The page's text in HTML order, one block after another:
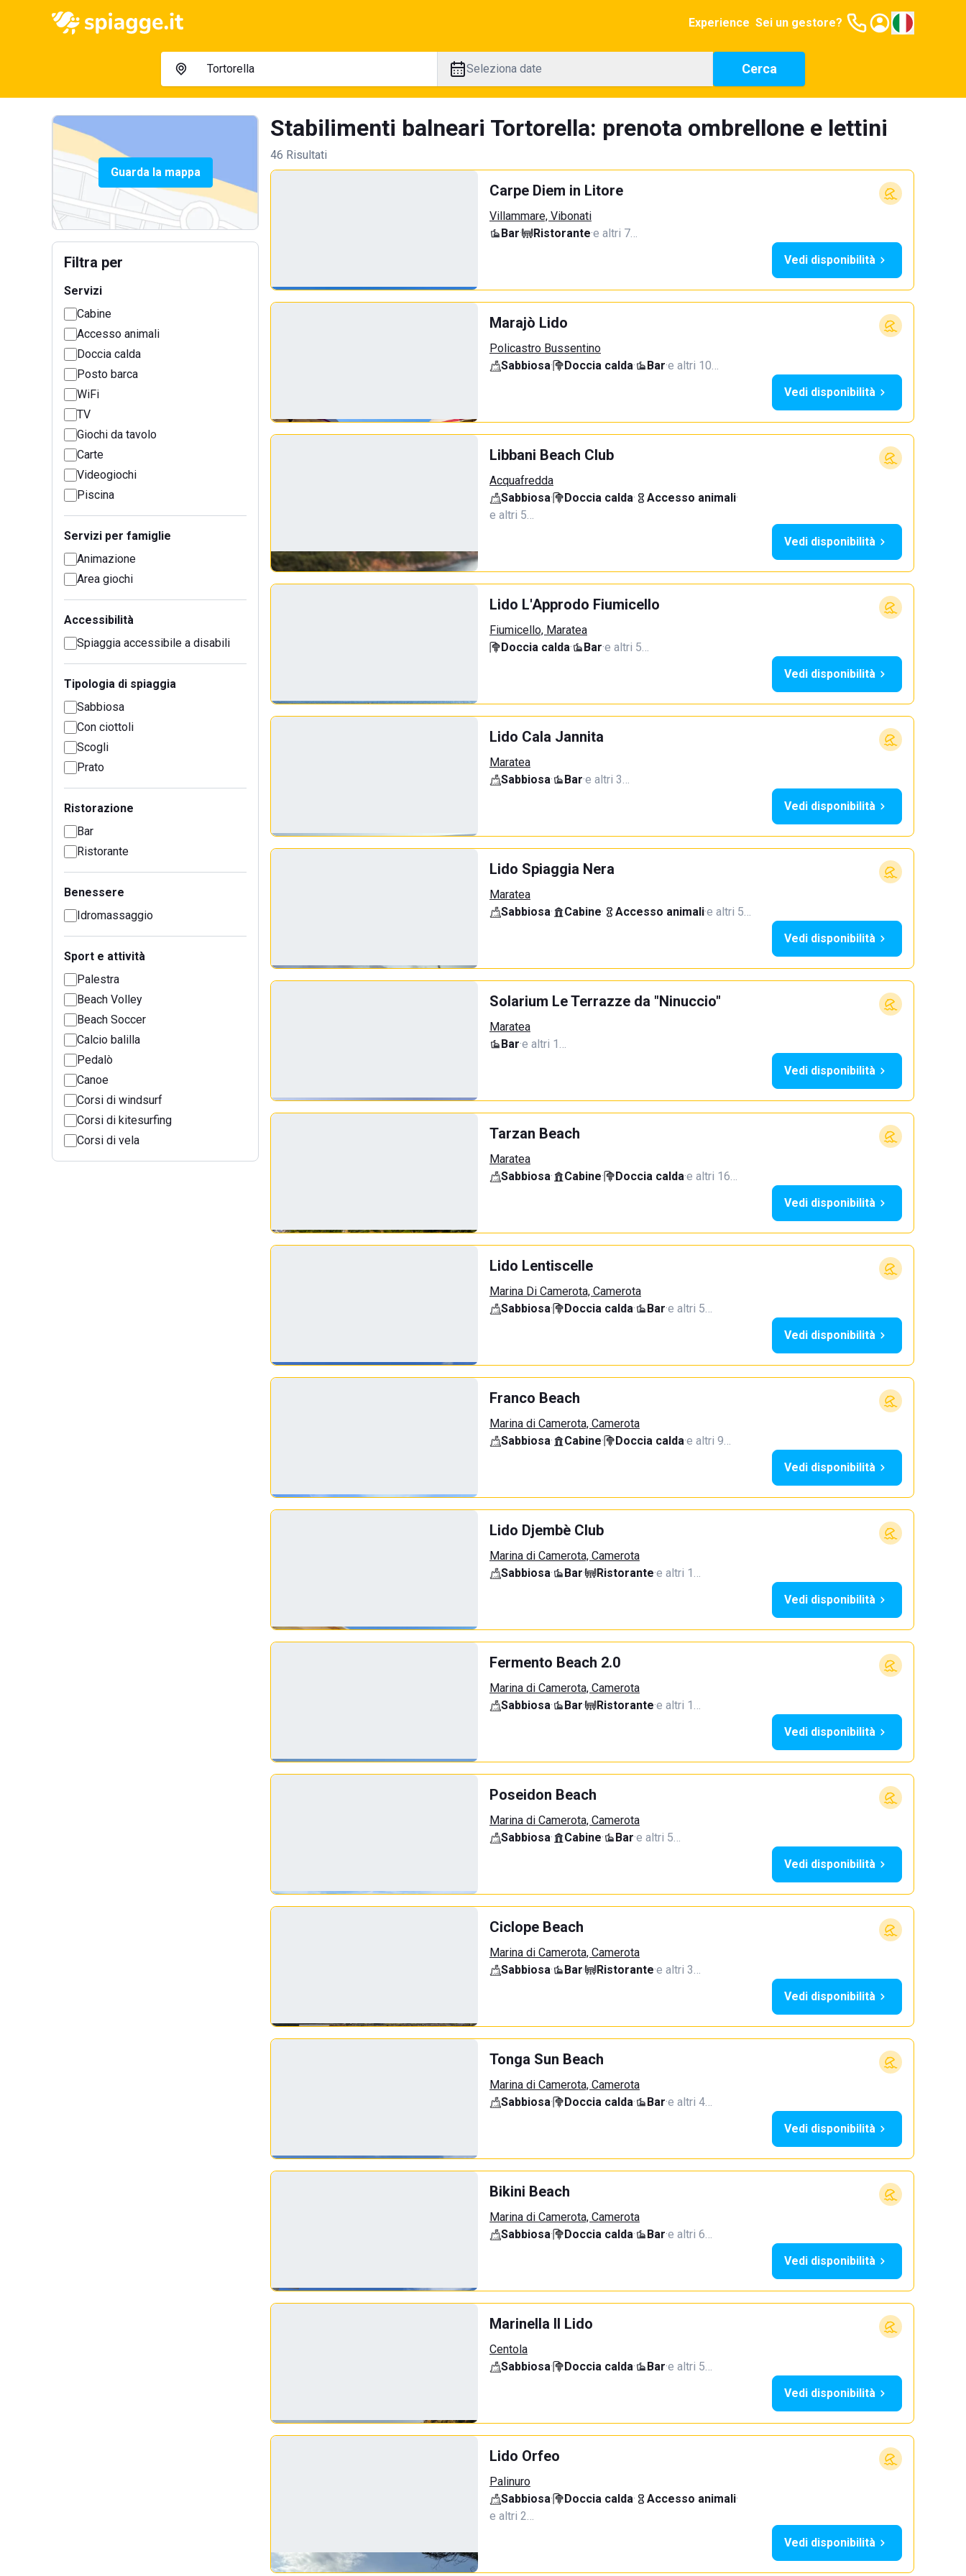
Experience Sei un gestore?
Seleziona date Cerca
Guarda la mappa
Filtra per
Servizi
Cabine
Accesso animali
Doccia calda
Posto barca
WiFi
TV
Giochi da tavolo
Carte
Videogiochi
Piscina
Servizi per famiglie
Animazione
Area giochi
Accessibilità
Spiaggia accessibile a disabili
Tipologia di spiaggia
Sabbiosa
Con ciottoli
Scogli
Prato
Ristorazione
Bar
Ristorante
Benessere
Idromassaggio
Sport e attività
Palestra
Beach Volley
Beach Soccer
Calcio balilla
Pedalò
Canoe
Corsi di windsurf
Corsi di kitesurfing
Corsi di vela
Stabilimenti balneari Tortorella: prenota ombrellone e lettini
46 Risultati
Carpe Diem in Litore
Villammare, Vibonati
Bar· Ristorante·e altri 7…
Vedi disponibilità
Marajò Lido
Policastro Bussentino
Sabbiosa· Doccia calda· Bar·e altri 10…
Vedi disponibilità
Libbani Beach Club
Acquafredda
Sabbiosa· Doccia calda· Accesso animali·
e altri 5…
Vedi disponibilità
Lido L'Approdo Fiumicello
Fiumicello, Maratea
Doccia calda· Bar·e altri 5…
Vedi disponibilità
Lido Cala Jannita
Maratea
Sabbiosa· Bar·e altri 3…
Vedi disponibilità
Lido Spiaggia Nera
Maratea
Sabbiosa· Cabine· Accesso animali·e altri 5…
Vedi disponibilità
Solarium Le Terrazze da "Ninuccio"
Maratea
Bar·e altri 1…
Vedi disponibilità
Tarzan Beach
Maratea
Sabbiosa· Cabine· Doccia calda·e altri 16…
Vedi disponibilità
Lido Lentiscelle
Marina Di Camerota, Camerota
Sabbiosa· Doccia calda· Bar·e altri 5…
Vedi disponibilità
Franco Beach
Marina di Camerota, Camerota
Sabbiosa· Cabine· Doccia calda·e altri 9…
Vedi disponibilità
Lido Djembè Club
Marina di Camerota, Camerota
Sabbiosa· Bar· Ristorante·e altri 1…
Vedi disponibilità
Fermento Beach 2.0
Marina di Camerota, Camerota
Sabbiosa· Bar· Ristorante·e altri 1…
Vedi disponibilità
Poseidon Beach
Marina di Camerota, Camerota
Sabbiosa· Cabine· Bar·e altri 5…
Vedi disponibilità
Ciclope Beach
Marina di Camerota, Camerota
Sabbiosa· Bar· Ristorante·e altri 3…
Vedi disponibilità
Tonga Sun Beach
Marina di Camerota, Camerota
Sabbiosa· Doccia calda· Bar·e altri 4…
Vedi disponibilità
Bikini Beach
Marina di Camerota, Camerota
Sabbiosa· Doccia calda· Bar·e altri 6…
Vedi disponibilità
Marinella Il Lido
Centola
Sabbiosa· Doccia calda· Bar·e altri 5…
Vedi disponibilità
Lido Orfeo
Palinuro
Sabbiosa· Doccia calda· Accesso animali·
e altri 2…
Vedi disponibilità